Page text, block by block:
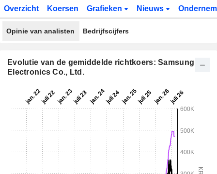
Overzicht Koersen Grafieken Nieuws
Opinie van analisten Bedrijfscijfers
Evolutie van de gemiddelde richtkoers: Samsung
Electronics Co., Ltd.